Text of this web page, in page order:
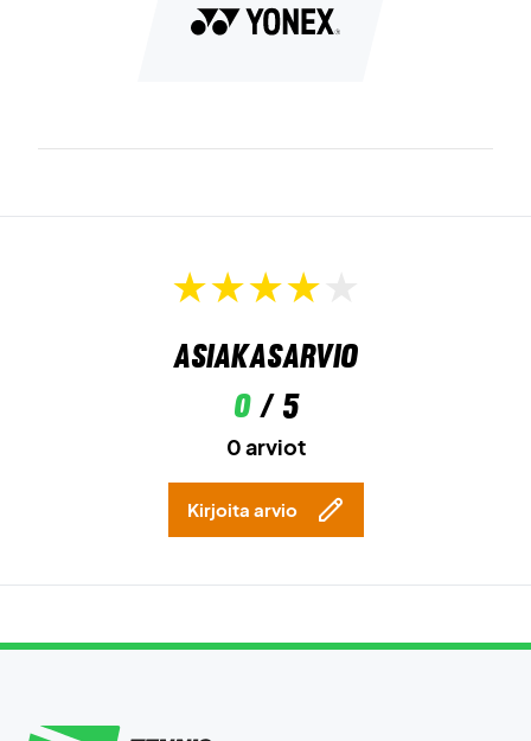
Asiakasarvio
0/ 5
0 arviot
Kirjoita arvio